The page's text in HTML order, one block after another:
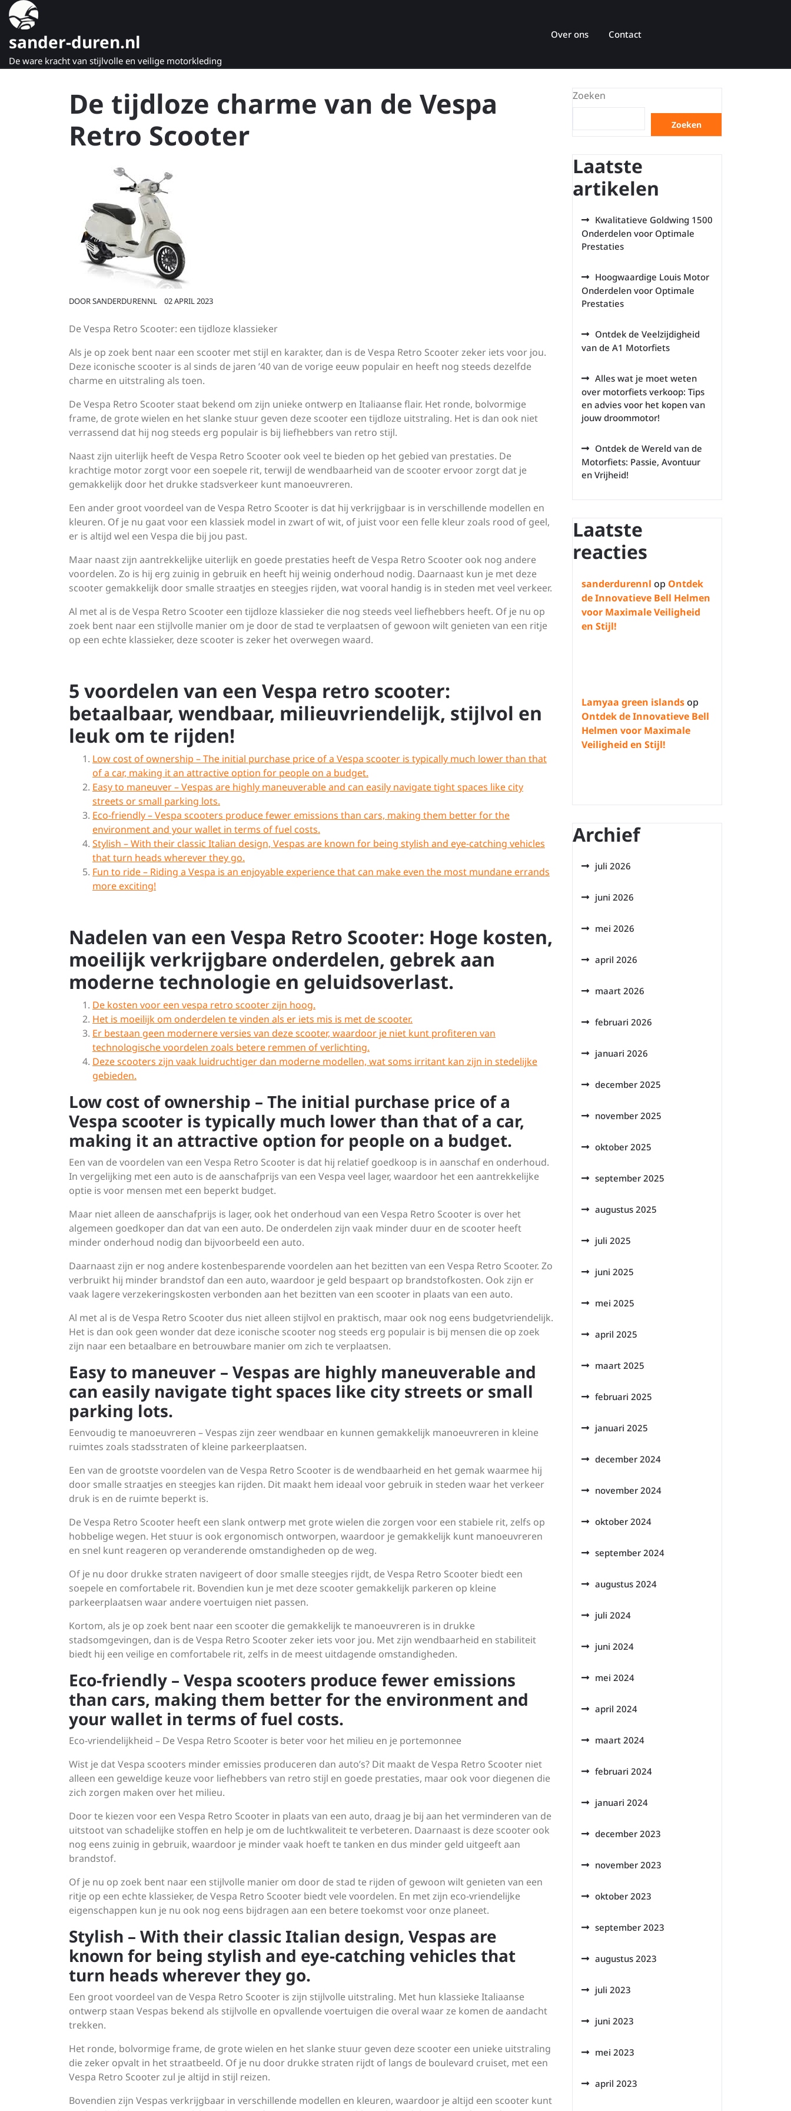
Naar
de
gaansander-duren.nl
De ware kracht van stijlvolle en veilige motorkleding
Over ons Contact
De tijdloze charme van de Vespa
Retro Scooter
DOORSANDERDURENNL 02 APRIL 2023
De Vespa Retro Scooter: een tijdloze klassieker
Als je op zoek bent naar een scooter met stijl en karakter, dan is de Vespa Retro Scooter zeker iets voor jou.
Deze iconische scooter is al sinds de jaren ’40 van de vorige eeuw populair en heeft nog steeds dezelfde
charme en uitstraling als toen.
De Vespa Retro Scooter staat bekend om zijn unieke ontwerp en Italiaanse flair. Het ronde, bolvormige
frame, de grote wielen en het slanke stuur geven deze scooter een tijdloze uitstraling. Het is dan ook niet
verrassend dat hij nog steeds erg populair is bij liefhebbers van retro stijl.
Naast zijn uiterlijk heeft de Vespa Retro Scooter ook veel te bieden op het gebied van prestaties. De
krachtige motor zorgt voor een soepele rit, terwijl de wendbaarheid van de scooter ervoor zorgt dat je
gemakkelijk door het drukke stadsverkeer kunt manoeuvreren.
Een ander groot voordeel van de Vespa Retro Scooter is dat hij verkrijgbaar is in verschillende modellen en
kleuren. Of je nu gaat voor een klassiek model in zwart of wit, of juist voor een felle kleur zoals rood of geel,
er is altijd wel een Vespa die bij jou past.
Maar naast zijn aantrekkelijke uiterlijk en goede prestaties heeft de Vespa Retro Scooter ook nog andere
voordelen. Zo is hij erg zuinig in gebruik en heeft hij weinig onderhoud nodig. Daarnaast kun je met deze
scooter gemakkelijk door smalle straatjes en steegjes rijden, wat vooral handig is in steden met veel verkeer.
Al met al is de Vespa Retro Scooter een tijdloze klassieker die nog steeds veel liefhebbers heeft. Of je nu op
zoek bent naar een stijlvolle manier om je door de stad te verplaatsen of gewoon wilt genieten van een ritje
op een echte klassieker, deze scooter is zeker het overwegen waard.
5 voordelen van een Vespa retro scooter:
betaalbaar, wendbaar, milieuvriendelijk, stijlvol en
leuk om te rijden!
Low cost of ownership – The initial purchase price of a Vespa scooter is typically much lower than that
of a car, making it an attractive option for people on a budget.
Easy to maneuver – Vespas are highly maneuverable and can easily navigate tight spaces like city
streets or small parking lots.
Eco-friendly – Vespa scooters produce fewer emissions than cars, making them better for the
environment and your wallet in terms of fuel costs.
Stylish – With their classic Italian design, Vespas are known for being stylish and eye-catching vehicles
that turn heads wherever they go.
Fun to ride – Riding a Vespa is an enjoyable experience that can make even the most mundane errands
more exciting!
Nadelen van een Vespa Retro Scooter: Hoge kosten,
moeilijk verkrijgbare onderdelen, gebrek aan
moderne technologie en geluidsoverlast.
De kosten voor een vespa retro scooter zijn hoog.
Het is moeilijk om onderdelen te vinden als er iets mis is met de scooter.
Er bestaan geen modernere versies van deze scooter, waardoor je niet kunt profiteren van
technologische voordelen zoals betere remmen of verlichting.
Deze scooters zijn vaak luidruchtiger dan moderne modellen, wat soms irritant kan zijn in stedelijke
gebieden.
Low cost of ownership – The initial purchase price of a
Vespa scooter is typically much lower than that of a car,
making it an attractive option for people on a budget.
Een van de voordelen van een Vespa Retro Scooter is dat hij relatief goedkoop is in aanschaf en onderhoud.
In vergelijking met een auto is de aanschafprijs van een Vespa veel lager, waardoor het een aantrekkelijke
optie is voor mensen met een beperkt budget.
Maar niet alleen de aanschafprijs is lager, ook het onderhoud van een Vespa Retro Scooter is over het
algemeen goedkoper dan dat van een auto. De onderdelen zijn vaak minder duur en de scooter heeft
minder onderhoud nodig dan bijvoorbeeld een auto.
Daarnaast zijn er nog andere kostenbesparende voordelen aan het bezitten van een Vespa Retro Scooter. Zo
verbruikt hij minder brandstof dan een auto, waardoor je geld bespaart op brandstofkosten. Ook zijn er
vaak lagere verzekeringskosten verbonden aan het bezitten van een scooter in plaats van een auto.
Al met al is de Vespa Retro Scooter dus niet alleen stijlvol en praktisch, maar ook nog eens budgetvriendelijk.
Het is dan ook geen wonder dat deze iconische scooter nog steeds erg populair is bij mensen die op zoek
zijn naar een betaalbare en betrouwbare manier om zich te verplaatsen.
Easy to maneuver – Vespas are highly maneuverable and
can easily navigate tight spaces like city streets or small
parking lots.
Eenvoudig te manoeuvreren – Vespas zijn zeer wendbaar en kunnen gemakkelijk manoeuvreren in kleine
ruimtes zoals stadsstraten of kleine parkeerplaatsen.
Een van de grootste voordelen van de Vespa Retro Scooter is de wendbaarheid en het gemak waarmee hij
door smalle straatjes en steegjes kan rijden. Dit maakt hem ideaal voor gebruik in steden waar het verkeer
druk is en de ruimte beperkt is.
De Vespa Retro Scooter heeft een slank ontwerp met grote wielen die zorgen voor een stabiele rit, zelfs op
hobbelige wegen. Het stuur is ook ergonomisch ontworpen, waardoor je gemakkelijk kunt manoeuvreren
en snel kunt reageren op veranderende omstandigheden op de weg.
Of je nu door drukke straten navigeert of door smalle steegjes rijdt, de Vespa Retro Scooter biedt een
soepele en comfortabele rit. Bovendien kun je met deze scooter gemakkelijk parkeren op kleine
parkeerplaatsen waar andere voertuigen niet passen.
Kortom, als je op zoek bent naar een scooter die gemakkelijk te manoeuvreren is in drukke
stadsomgevingen, dan is de Vespa Retro Scooter zeker iets voor jou. Met zijn wendbaarheid en stabiliteit
biedt hij een veilige en comfortabele rit, zelfs in de meest uitdagende omstandigheden.
Eco-friendly – Vespa scooters produce fewer emissions
than cars, making them better for the environment and
your wallet in terms of fuel costs.
Eco-vriendelijkheid – De Vespa Retro Scooter is beter voor het milieu en je portemonnee
Wist je dat Vespa scooters minder emissies produceren dan auto’s? Dit maakt de Vespa Retro Scooter niet
alleen een geweldige keuze voor liefhebbers van retro stijl en goede prestaties, maar ook voor diegenen die
zich zorgen maken over het milieu.
Door te kiezen voor een Vespa Retro Scooter in plaats van een auto, draag je bij aan het verminderen van de
uitstoot van schadelijke stoffen en help je om de luchtkwaliteit te verbeteren. Daarnaast is deze scooter ook
nog eens zuinig in gebruik, waardoor je minder vaak hoeft te tanken en dus minder geld uitgeeft aan
brandstof.
Of je nu op zoek bent naar een stijlvolle manier om door de stad te rijden of gewoon wilt genieten van een
ritje op een echte klassieker, de Vespa Retro Scooter biedt vele voordelen. En met zijn eco-vriendelijke
eigenschappen kun je nu ook nog eens bijdragen aan een betere toekomst voor onze planeet.
Stylish – With their classic Italian design, Vespas are
known for being stylish and eye-catching vehicles that
turn heads wherever they go.
Een groot voordeel van de Vespa Retro Scooter is zijn stijlvolle uitstraling. Met hun klassieke Italiaanse
ontwerp staan Vespas bekend als stijlvolle en opvallende voertuigen die overal waar ze komen de aandacht
trekken.
Het ronde, bolvormige frame, de grote wielen en het slanke stuur geven deze scooter een unieke uitstraling
die zeker opvalt in het straatbeeld. Of je nu door drukke straten rijdt of langs de boulevard cruiset, met een
Vespa Retro Scooter zul je altijd in stijl reizen.
Bovendien zijn Vespas verkrijgbaar in verschillende modellen en kleuren, waardoor je altijd een scooter kunt
Zoeken
Zoeken
Laatste
artikelen
Kwalitatieve Goldwing 1500
Onderdelen voor Optimale
Prestaties
Hoogwaardige Louis Motor
Onderdelen voor Optimale
Prestaties
Ontdek de Veelzijdigheid
van de A1 Motorfiets
Alles wat je moet weten
over motorfiets verkoop: Tips
en advies voor het kopen van
jouw droommotor!
Ontdek de Wereld van de
Motorfiets: Passie, Avontuur
en Vrijheid!
Laatste
reacties
sanderdurennl op Ontdek
de Innovatieve Bell Helmen
voor Maximale Veiligheid
en Stijl!
Lamyaa green islandsop
Ontdek de Innovatieve Bell
Helmen voor Maximale
Veiligheid en Stijl!
Archief
juli 2026
juni 2026
mei 2026
april 2026
maart 2026
februari 2026
januari 2026
december 2025
november 2025
oktober 2025
september 2025
augustus 2025
juli 2025
juni 2025
mei 2025
april 2025
maart 2025
februari 2025
januari 2025
december 2024
november 2024
oktober 2024
september 2024
augustus 2024
juli 2024
juni 2024
mei 2024
april 2024
maart 2024
februari 2024
januari 2024
december 2023
november 2023
oktober 2023
september 2023
augustus 2023
juli 2023
juni 2023
mei 2023
april 2023